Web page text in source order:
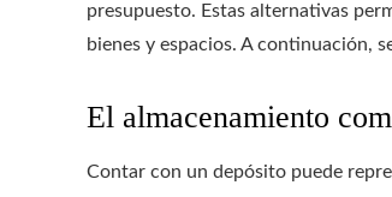
presupuesto. Estas alternativas
bienes y espacios. A continuación,
El almacenamiento
Contar con un depósito puede